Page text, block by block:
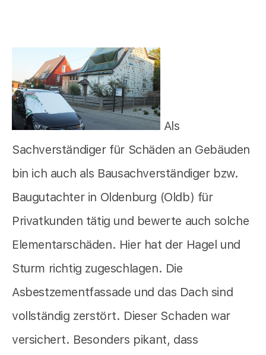
Als
Sachverständiger für Schäden an Gebäuden
bin ich auch als Bausachverständiger bzw.
Baugutachter in Oldenburg (Oldb) für
Privatkunden tätig und bewerte auch solche
Elementarschäden. Hier hat der Hagel und
Sturm richtig zugeschlagen. Die
Asbestzementfassade und das Dach sind
vollständig zerstört. Dieser Schaden war
versichert. Besonders pikant, dass